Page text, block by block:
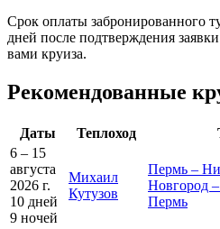
Срок оплаты забронированного
дней после подтверждения
вами круиза.
Рекомендованные
Даты Теплоход
6 – 15
августа
2026 г.
10 дней
9 ночей
Михаил
Кутузов
Пермь –
Новгород
Пермь